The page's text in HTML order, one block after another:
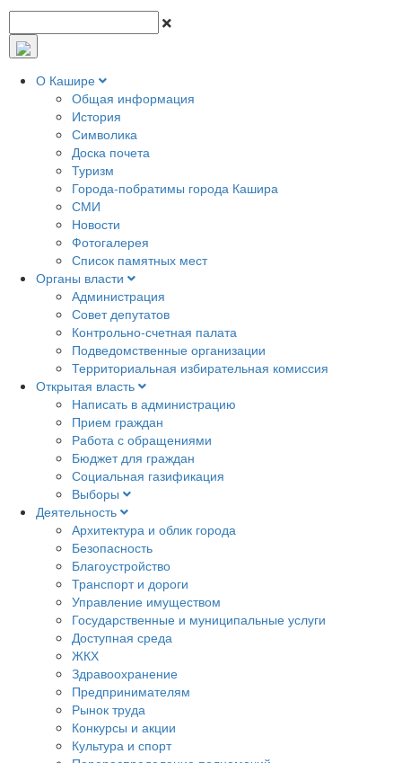
О Кашире
Общая информация
История
Символика
Доска почета
Туризм
Города-побратимы города Кашира
СМИ
Новости
Фотогалерея
Список памятных мест
Органы власти
Администрация
Совет депутатов
Контрольно-счетная палата
Подведомственные организации
Территориальная избирательная комиссия
Открытая власть
Написать в администрацию
Прием граждан
Работа с обращениями
Бюджет для граждан
Социальная газификация
Выборы
Деятельность
Архитектура и облик города
Безопасность
Благоустройство
Транспорт и дороги
Управление имуществом
Государственные и муниципальные услуги
Доступная среда
ЖКХ
Здравоохранение
Предпринимателям
Рынок труда
Конкурсы и акции
Культура и спорт